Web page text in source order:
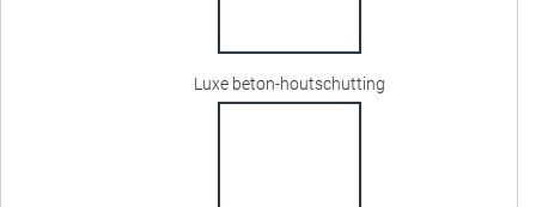
Luxe beton-houtschutting